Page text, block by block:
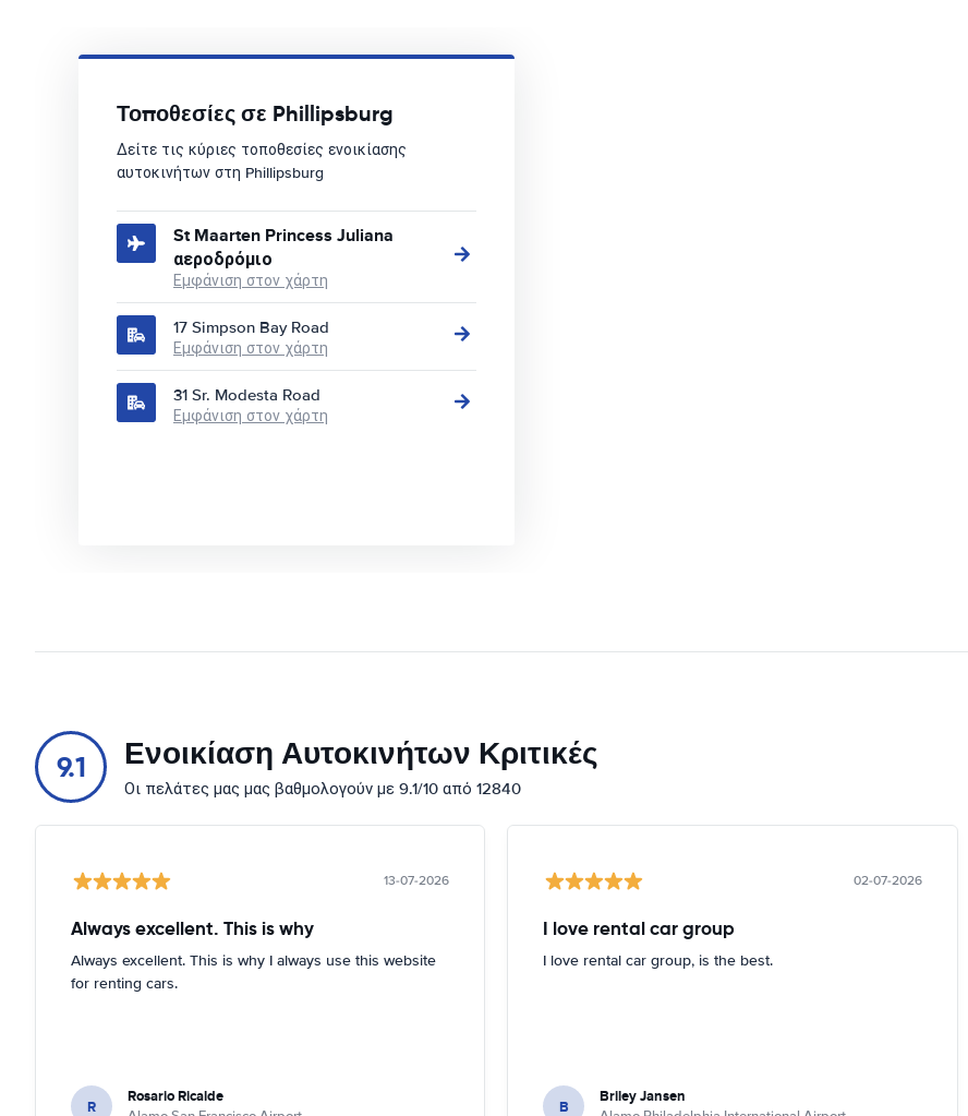
Τοποθεσίες σε Phillipsburg
Δείτε τις κύριες τοποθεσίες ενοικίασης
αυτοκινήτων στη Phillipsburg
St Maarten Princess Juliana
αεροδρόμιο
Εμφάνιση στον χάρτη
17 Simpson Bay Road
Εμφάνιση στον χάρτη
31 Sr. Modesta Road
Εμφάνιση στον χάρτη
9.1 Ενοικίαση Αυτοκινήτων Κριτικές
Οι πελάτες μας μας βαθμολογούν με 9.1/10 από 12840
13-07-2026
Always excellent. This is why
Always excellent. This is why I always use this website
for renting cars.
R Rosario Ricalde
02-07-2026
I love rental car group
I love rental car group, is the best.
B Briley Jansen